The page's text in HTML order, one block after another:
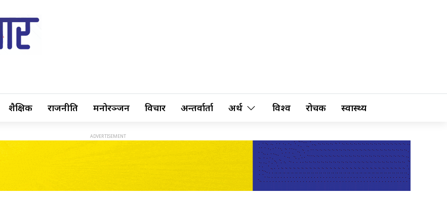
शैक्षिक राजनीति मनोरञ्जन विचार अन्तर्वार्ता अर्थ विश्व रोचक स्वास्थ्य